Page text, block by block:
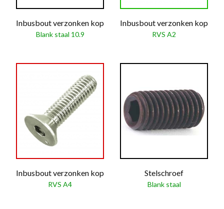
Inbusbout verzonken kop
Blank staal 10.9
Inbusbout verzonken kop
RVS A2
Inbusbout verzonken kop
RVS A4
Stelschroef
Blank staal